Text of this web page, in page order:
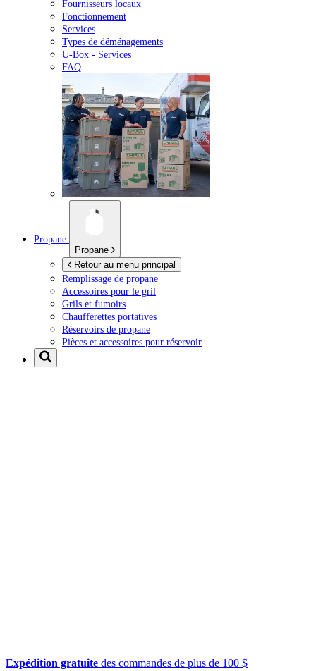
Fournisseurs locaux
Fonctionnement
Services
Types de déménagements
U-Box - Services
FAQ
Propane
Propane
Retour au menu principal
Remplissage de propane
Accessoires pour le gril
Grils et fumoirs
Chaufferettes portatives
Réservoirs de propane
Pièces et accessoires pour réservoir
Expédition gratuite des commandes de plus de 100 $